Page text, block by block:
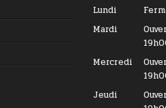
Lundi
Mardi
Mercredi
Jeudi